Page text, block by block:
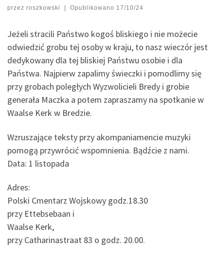
przez roszkowski Opublikowano 17/10/24
Jeżeli stracili Państwo kogoś bliskiego i nie możecie
odwiedzić grobu tej osoby w kraju, to nasz wieczór jest
dedykowany dla tej bliskiej Państwu osobie i dla
Państwa. Najpierw zapalimy świeczki i pomodlimy się
przy grobach poległych Wyzwolicieli Bredy i grobie
generała Maczka a potem zapraszamy na spotkanie w
Waalse Kerk w Bredzie.
Wzruszające teksty przy akompaniamencie muzyki
pomogą przywrócić wspomnienia. Bądźcie z nami.
Data: 1 listopada
Adres:
Polski Cmentarz Wojskowy godz.18.30
przy Ettebsebaan i
Waalse Kerk,
przy Catharinastraat 83 o godz. 20.00.